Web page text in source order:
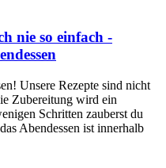
nie so einfach -
Unsere Rezepte sind nicht
Zubereitung wird ein
Schritten zauberst du
Abendessen ist innerhalb